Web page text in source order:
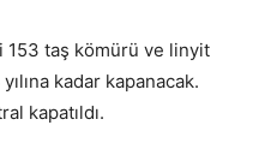
153 taş kömürü ve linyit
kadar kapanacak.
kapatıldı.